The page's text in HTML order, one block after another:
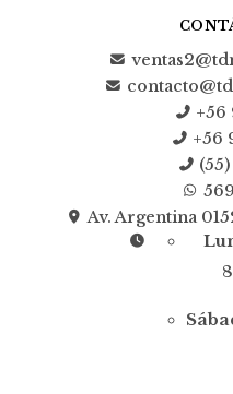
+56
+56
Av. Argentina